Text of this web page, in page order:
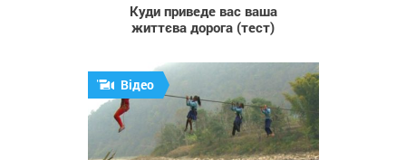
Куди приведе вас ваша
життєва дорога (тест)
Відео